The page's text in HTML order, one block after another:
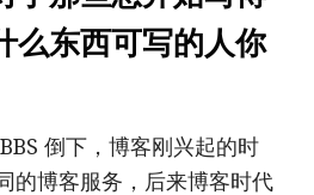
么东西可写的人你
倒下，博客刚兴起的时
的博客服务，后来博客时代